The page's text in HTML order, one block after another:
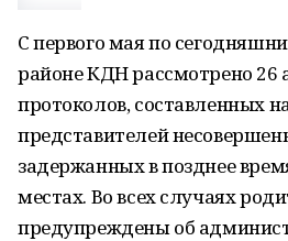
С первого мая по
районе КДН рассмотрено
протоколов, составленных
представителей
задержанных в позднее
местах. Во всех случаях
предупреждены об